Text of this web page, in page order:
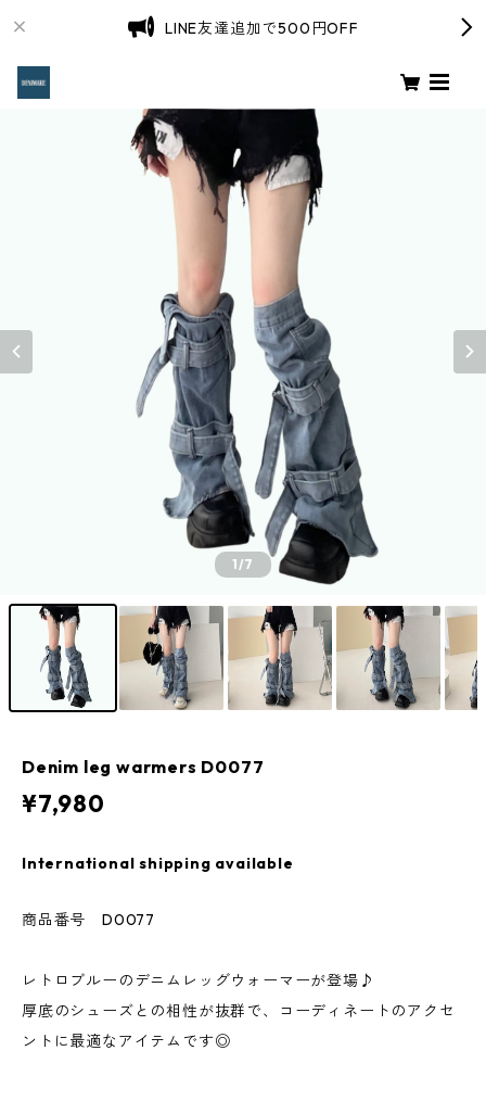
LINE友達追加で500円OFF
1/7
Denim leg warmers D0077
¥7,980
International shipping available
商品番号 D0077
レトロブルーのデニムレッグウォーマーが登場♪
厚底のシューズとの相性が抜群で、コーディネートのアクセ
ントに最適なアイテムです◎